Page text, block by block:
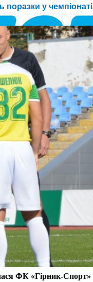
у чемпіонаті
ФК «Гірник-Спорт»